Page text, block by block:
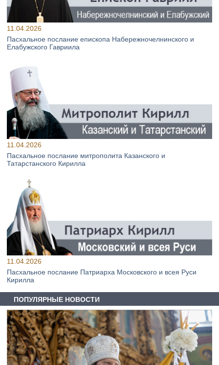
11.04.2026
Пасхальное послание епископа Набережночелнинского и
Елабужского Гавриила
11.04.2026
Пасхальное послание митрополита Казанского и
Татарстанского Кирилла
11.04.2026
Пасхальное послание Патриарха Московского и всея Руси
Кирилла
ПОПУЛЯРНЫЕ НОВОСТИ